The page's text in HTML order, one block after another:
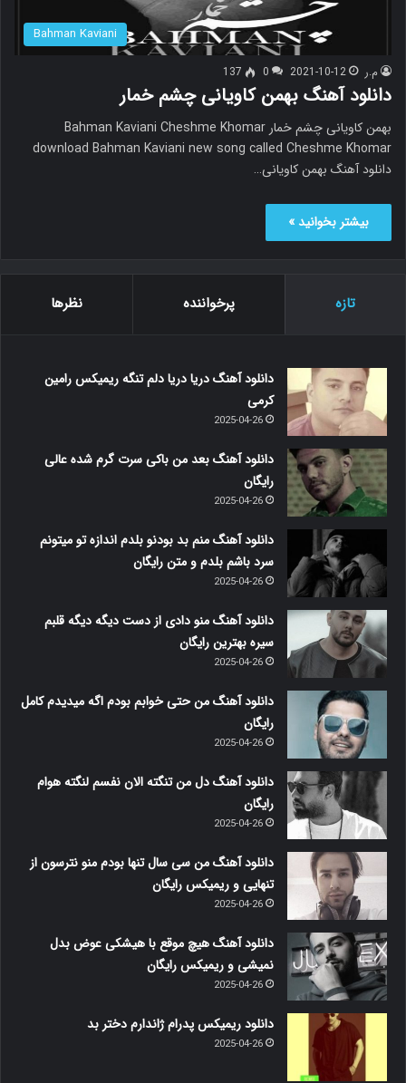
Bahman Kaviani
م.ر 2021-10-12
0
137
دانلود آهنگ بهمن کاویانی چشم خمار
بهمن کاویانی چشم خمار Bahman Kaviani Cheshme Khomar
download Bahman Kaviani new song called Cheshme Khomar
دانلود آهنگ بهمن کاویانی…
بیشتر بخوانید »
تازه پرخواننده نظرها
دانلود آهنگ دریا دریا دلم تنگه ریمیکس رامین
کرمی
2025-04-26
دانلود آهنگ بعد من باکی سرت گرم شده عالی
رایگان
2025-04-26
دانلود آهنگ منم بد بودنو بلدم اندازه تو میتونم
سرد باشم بلدم و متن رایگان
2025-04-26
دانلود آهنگ منو دادی از دست دیگه دیگه قلبم
سیره بهترین رایگان
2025-04-26
دانلود آهنگ من حتی خوابم بودم اگه میدیدم کامل
رایگان
2025-04-26
دانلود آهنگ دل من تنگته الان نفسم لنگته هوام
رایگان
2025-04-26
دانلود آهنگ من سی سال تنها بودم منو نترسون از
تنهایی و ریمیکس رایگان
2025-04-26
دانلود آهنگ هیچ موقع با هیشکی عوض بدل
نمیشی و ریمیکس رایگان
2025-04-26
دانلود ریمیکس پدرام ژاندارم دختر بد
2025-04-26